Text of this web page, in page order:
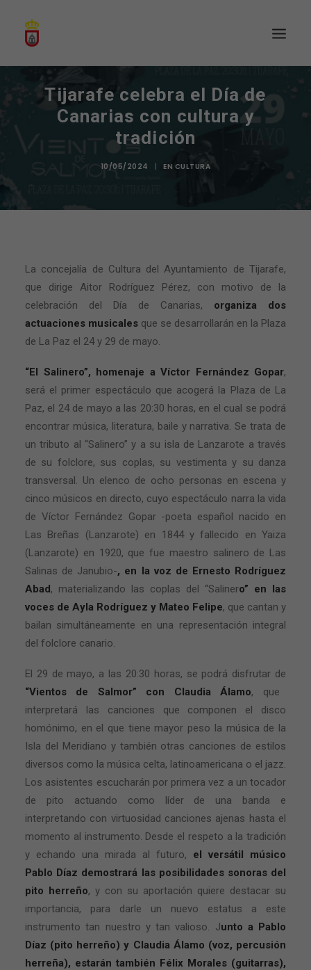
Tijarafe celebra el Día de
Canarias con cultura y
tradición
10/05/2024 | EN CULTURA
La concejalía de Cultura del Ayuntamiento de Tijarafe,
que dirige Aitor Rodríguez Pérez, con motivo de la
celebración del Día de Canarias, organiza dos
actuaciones musicales que se desarrollarán en la Plaza
de La Paz el 24 y 29 de mayo.
“El Salinero”, homenaje a Víctor Fernández Gopar,
será el primer espectáculo que acogerá la Plaza de La
Paz, el 24 de mayo a las 20:30 horas, en el cual se podrá
encontrar música, literatura, baile y narrativa. Se trata de
un tributo al “Salinero” y a su isla de Lanzarote a través
de su folclore, sus coplas, su vestimenta y su danza
transversal. Un elenco de ocho personas en escena y
cinco músicos en directo, cuyo espectáculo narra la vida
de Víctor Fernández Gopar -poeta español nacido en
Las Breñas (Lanzarote) en 1844 y fallecido en Yaiza
(Lanzarote) en 1920, que fue maestro salinero de Las
Salinas de Janubio-, en la voz de Ernesto Rodríguez
Abad, materializando las coplas del “Salinero” en las
voces de Ayla Rodríguez y Mateo Felipe, que cantan y
bailan simultáneamente en una representación integral
del folclore canario.
El 29 de mayo, a las 20:30 horas, se podrá disfrutar de
“Vientos de Salmor” con Claudia Álamo, que
interpretará las canciones que componen el disco
homónimo, en el que tiene mayor peso la música de la
Isla del Meridiano y también otras canciones de estilos
diversos como la música celta, latinoamericana o el jazz.
Los asistentes escucharán por primera vez a un tocador
de pito actuando como líder de una banda e
interpretando con virtuosidad canciones ajenas hasta el
momento al instrumento. Desde el respeto a la tradición
y echando una mirada al futuro, el versátil músico
Pablo Díaz demostrará las posibilidades sonoras del
pito herreño, y con su aportación quiere destacar su
importancia, para darle un nuevo estatus a este
instrumento tan nuestro y tan valioso. Junto a Pablo
Díaz (pito herreño) y Claudia Álamo (voz, percusión
herreña), estarán también Félix Morales (guitarras),